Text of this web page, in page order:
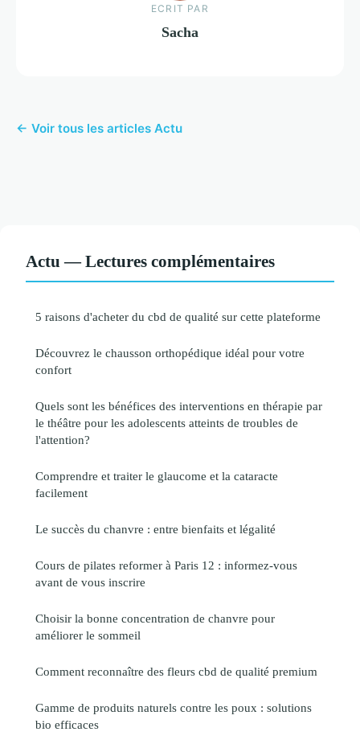
ECRIT PAR
Sacha
← Voir tous les articles Actu
Actu — Lectures complémentaires
5 raisons d'acheter du cbd de qualité sur cette plateforme
Découvrez le chausson orthopédique idéal pour votre
confort
Quels sont les bénéfices des interventions en thérapie par
le théâtre pour les adolescents atteints de troubles de
l'attention?
Comprendre et traiter le glaucome et la cataracte
facilement
Le succès du chanvre : entre bienfaits et légalité
Cours de pilates reformer à Paris 12 : informez-vous
avant de vous inscrire
Choisir la bonne concentration de chanvre pour
améliorer le sommeil
Comment reconnaître des fleurs cbd de qualité premium
Gamme de produits naturels contre les poux : solutions
bio efficaces